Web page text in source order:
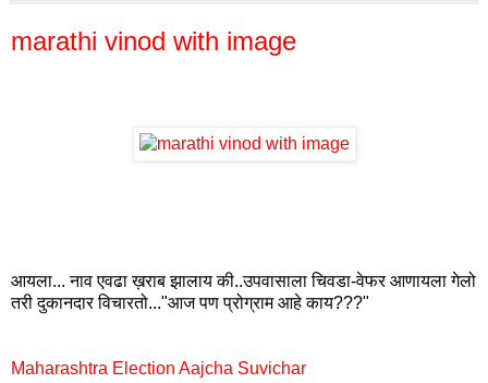
marathi vinod with image
आयला... नाव एवढा ख़राब झालाय की..उपवासाला चिवडा-वेफर आणायला गेलो
तरी दुकानदार विचारतो..."आज पण प्रोग्राम आहे काय???"
Maharashtra Election Aajcha Suvichar